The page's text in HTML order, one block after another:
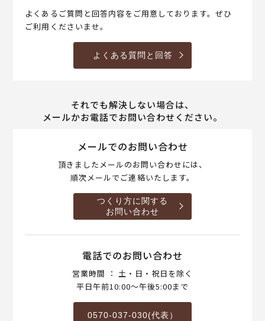
よくあるご質問と回答内容をご用意しております。ぜひ
ご利用くださいませ。
よくある質問と回答
それでも解決しない場合は、
メールかお電話でお問い合わせください。
メールでのお問い合わせ
頂きましたメールのお問い合わせには、
順次メールでご連絡いたします。
つくり方に関する
お問い合わせ
電話でのお問い合わせ
営業時間 ： 土・日・祝日を除く
平日午前10:00～午後5:00まで
0570-037-030(代表）